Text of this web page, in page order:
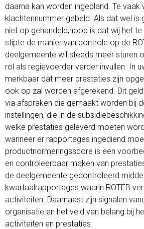
daarna kan worden ingepland. Te
klachtennummer gebeld. Als dat wel is
niet op gehandeld,hoop ik dat wij het te
stipte de manier van controle op de
deelgemeente wil steeds meer sturen
rol als regievoerder verder invullen. In
merkbaar dat meer prestaties zijn
ook op zal worden afgerekend. Dit
via afspraken die gemaakt worden bij
instellingen, die in de
welke prestaties geleverd moeten
wanneer er rapportages ingediend
productnormeringsscore is een
en controleerbaar maken van
de deelgemeente gecontroleerd
kwartaalrapportages waarin ROTEB
activiteiten. Daarnaast zijn signalen
organisatie en het veld van belang bij
activiteiten en prestaties.